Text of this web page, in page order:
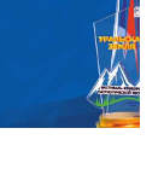
слаженно. И